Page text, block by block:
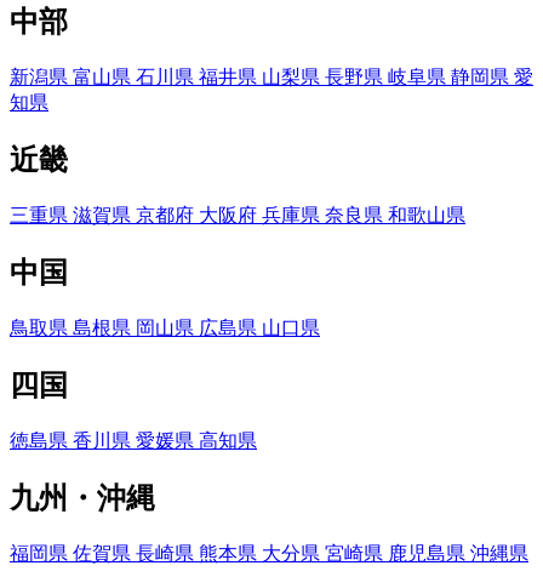
中部
新潟県 富山県 石川県 福井県 山梨県 長野県 岐阜県 静岡県 愛
知県
近畿
三重県 滋賀県 京都府 大阪府 兵庫県 奈良県 和歌山県
中国
鳥取県 島根県 岡山県 広島県 山口県
四国
徳島県 香川県 愛媛県 高知県
九州・沖縄
福岡県 佐賀県 長崎県 熊本県 大分県 宮崎県 鹿児島県 沖縄県